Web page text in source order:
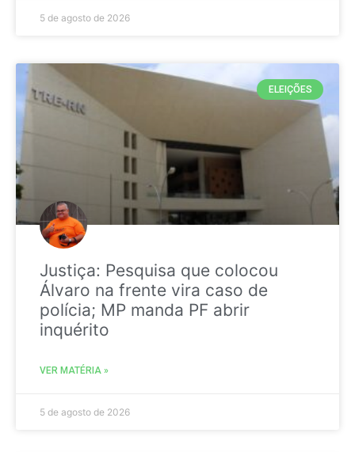
5 de agosto de 2026
ELEIÇÕES
Justiça: Pesquisa que colocou
Álvaro na frente vira caso de
polícia; MP manda PF abrir
inquérito
VER MATÉRIA »
5 de agosto de 2026